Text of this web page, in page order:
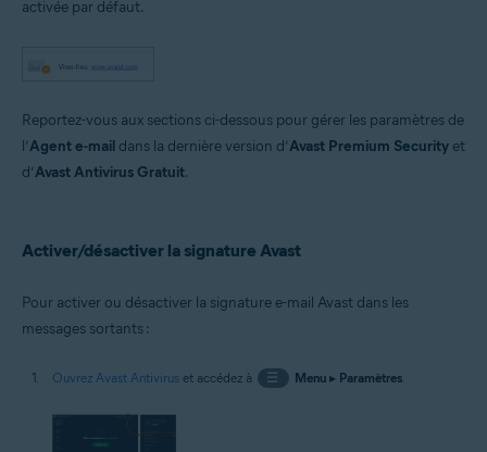
Microsoft Windows 10 Famille/Pro/Entreprise/Éducation (32/64 bits)
Microsoft Windows 7 Édition Familiale Basique/Édition Familiale
avec mise à jour cumulative de commodité (32/64 bits)
activée par défaut.
Reportez-vous aux sections ci-dessous pour gérer les paramètres de
l’Agent e-mail dans la dernière version d’Avast Premium Security et
d’Avast Antivirus Gratuit.
Activer/désactiver la signature Avast
Pour activer ou désactiver la signature e-mail Avast dans les
messages sortants :
Ouvrez Avast Antivirus et accédez à ☰ Menu▸ Paramètres.